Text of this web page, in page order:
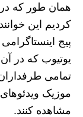
همان طور که
کردیم این
پیج
یوتیوب که در
تمامی طرفداران
موزیک
مشاهده کنند.